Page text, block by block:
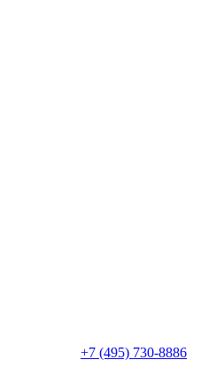
+7 (495) 730-8886